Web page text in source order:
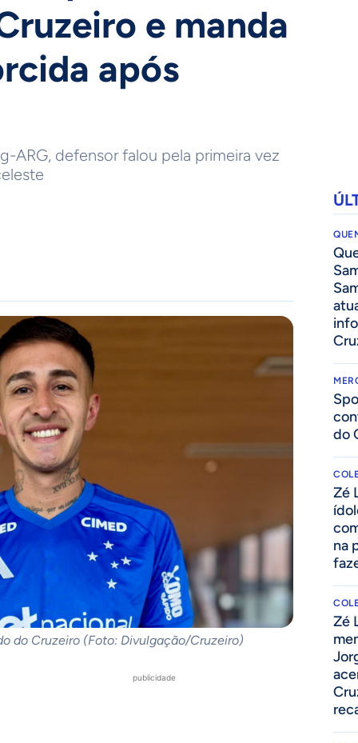
e manda
após
ARG, defensor falou pela primeira vez
do Cruzeiro (Foto: Divulgação/Cruzeiro)
publicidade
do
Zé
na
Zé